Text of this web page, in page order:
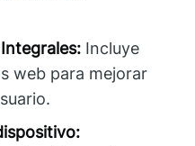
Incluye
web para mejorar